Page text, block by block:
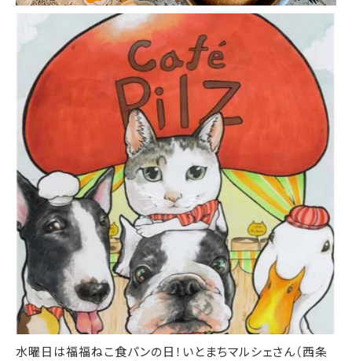
水曜日は福福ねこ食パンの日！いとまちマルシェさん（西条